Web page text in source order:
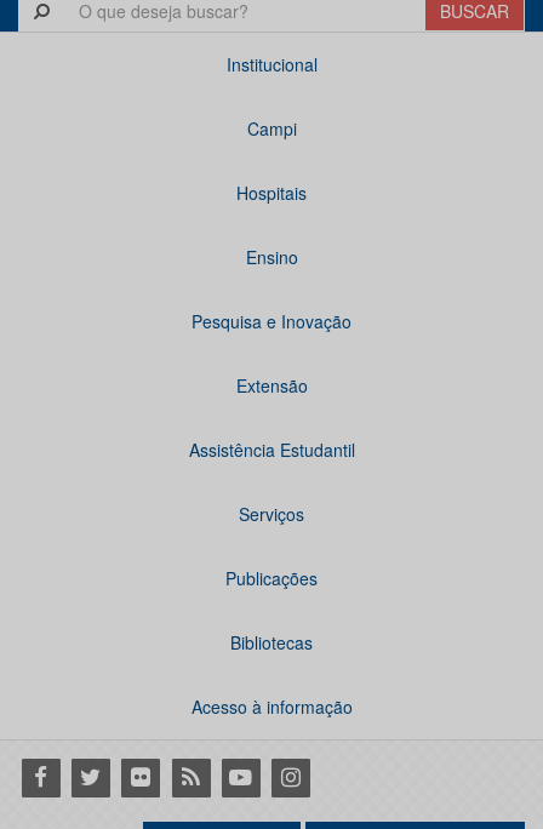
Institucional
Campi
Hospitais
Ensino
Pesquisa e Inovação
Extensão
Assistência Estudantil
Serviços
Publicações
Bibliotecas
Acesso à informação
Facebook
Twitter Flickr RSS YoutubeInstagram